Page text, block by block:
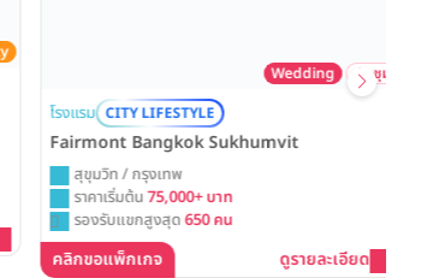
Wedding ประชุม
โรงแรม CITY LIFESTYLE
Fairmont Bangkok Sukhumvit
สุขุมวิท / กรุงเทพ
ราคาเริ่มต้น75,000+ บาท
รองรับแขกสูงสุด650 คน
คลิกขอแพ็กเกจ ดูรายละเอียด